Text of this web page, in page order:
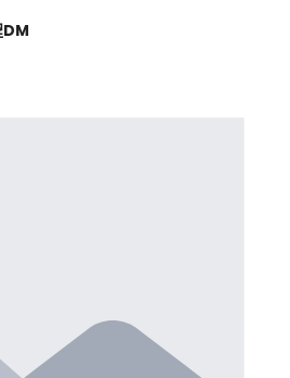
DM